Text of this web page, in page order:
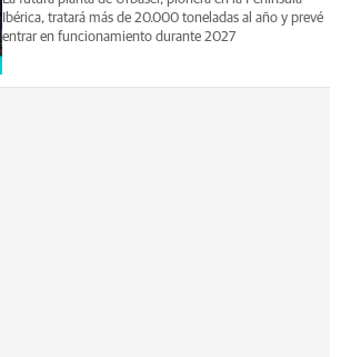
Ibérica, tratará más de 20.000 toneladas al año y prevé
entrar en funcionamiento durante 2027